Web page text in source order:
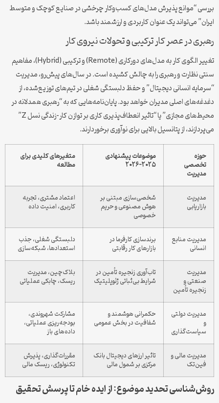
بررسی “موانع پذیرش مدل‌های کسب‌وکار چرخشی در صنایع کوچک و متوسط
ایران” می‌تواند یک عنوان کاربردی و ارزشمند باشد.
رهبری در عصر کار ترکیبی و تحولات نیروی کار
تغییر الگوی کار به مدل‌های دورکاری (Remote) و ترکیبی (Hybrid)، مفاهیم
سنتی نظارت و رهبری را به چالش کشیده است. در سال‌های پیش‌رو، مدیریت
“سرمایه انسانی دیجیتال” و حفظ دلبستگی شغلی در تیم‌های توزیع‌شده، از
دغدغه‌های اصلی مدیران خواهد بود. پایان‌نامه‌هایی که به “رهبری همدلانه در
محیط‌های مجازی” یا “تاثیر انعطاف‌پذیری کاری بر توازن کار-زندگی نسل Z”
می‌پردازند، از پتانسیل بالایی برای نوآوری برخوردارند.
حوزه
تخصصی
مدیریت
موضوعات پیشنهادی
۲۰۲۵-۲۰۲۶
متغیرهای کلیدی برای
مطالعه
مدیریت
بازاریابی
شخصی‌سازی مبتنی بر
هوش مصنوعی و حریم
خصوصی
اعتماد مشتری، تجربه
کاربری، امنیت داده
مدیریت منابع
انسانی
برندسازی کارفرما در
بازارهای کار رقابتی
دلبستگی شغلی، جذب
استعدادها، شبکه‌سازی
مدیریت
صنعتی و
زنجیره تأمین
تاب‌آوری زنجیره تأمین در
شرایط بی‌ثباتی ژئوپلیتیک
بلاک‌چین، مدیریت
ریسک، چابکی عملیاتی
مدیریت دولتی
و
سیاست‌گذاری
حکمرانی هوشمند و
شفافیت در بخش عمومی
مشارکت شهروندی،
بودجه‌ریزی عملیاتی،
داده‌های باز
مدیریت مالی و
فین‌تک
تاثیر ارزهای دیجیتال بانک
مرکزی بر شمول مالی
مقررات‌گذاری، پذیرش
تکنولوژی، ریسک مالی
روش‌شناسی تحدید موضوع: از ایده خام تا پرسش تحقیق